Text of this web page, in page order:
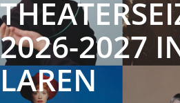
2026-2027
LAREN